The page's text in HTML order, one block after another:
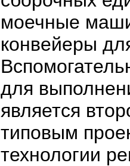
моечные
конвейеры
для
является
типовым
технологии